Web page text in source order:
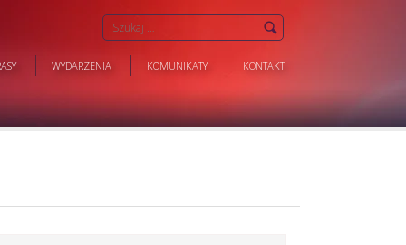
WYDARZENIA KOMUNIKATY KONTAKT